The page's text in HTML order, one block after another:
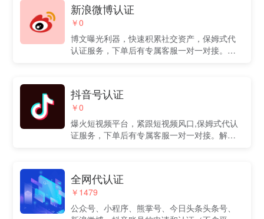
新浪微博认证
￥0
博文曝光利器，快速积累社交资产，保姆式代
认证服务，下单后有专属客服一对一对接。解
抖音号认证
￥0
爆火短视频平台，紧跟短视频风口,保姆式代认
证服务，下单后有专属客服一对一对接。解决
全网代认证
￥1479
公众号、小程序、熊掌号、今日头条头条号、